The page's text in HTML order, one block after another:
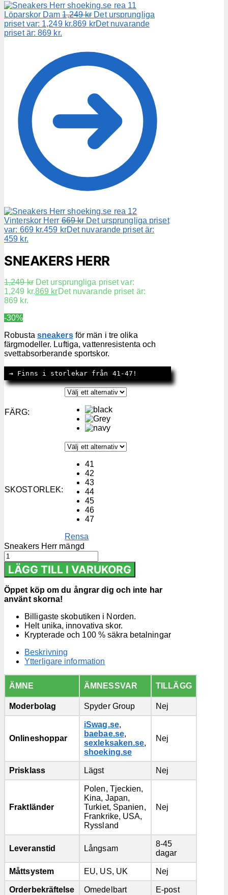
Löparskor Dam 1,249kr Det ursprungliga
priset var: 1,249 kr.869 krDet nuvarande
priset är: 869 kr.
Vinterskor Herr 669kr Det ursprungliga priset
var: 669 kr.459 krDet nuvarande priset är:
459 kr.
SNEAKERS HERR
1,249kr Det ursprungliga priset var:
1,249 kr.869 krDet nuvarande priset är:
869 kr.
-30%
Robusta sneakersför män i tre olika
färgmodeller. Luftiga, vattenresistenta och
svettabsorberande sportskor.
→ Finns i storlekar från 41-47!
FÄRG:
SKOSTORLEK:
41
42
43
44
45
46
47
Rensa
Sneakers Herr mängd
LÄGG TILL I VARUKORG
Öppet köp om du ångrar dig och inte har
använt skorna!
Billigaste skobutiken i Norden.
Helt unika, innovativa skor.
Krypterade och 100 % säkra betalningar
Beskrivning
Ytterligare information
ÄMNE ÄMNESSVAR TILLÄGG
Moderbolag Spyder Group Nej
Onlineshoppar
iSwag.se,
baebae.se,
sexleksaken.se,
shoeking.se
Nej
Prisklass Lägst Nej
Fraktländer
Polen, Tjeckien,
Kina, Japan,
Turkiet, Spanien,
Frankrike, USA,
Ryssland
Nej
Leveranstid Långsam
8-45
dagar
Måttsystem EU, US, UK Nej
Orderbekräftelse Omedelbart E-post